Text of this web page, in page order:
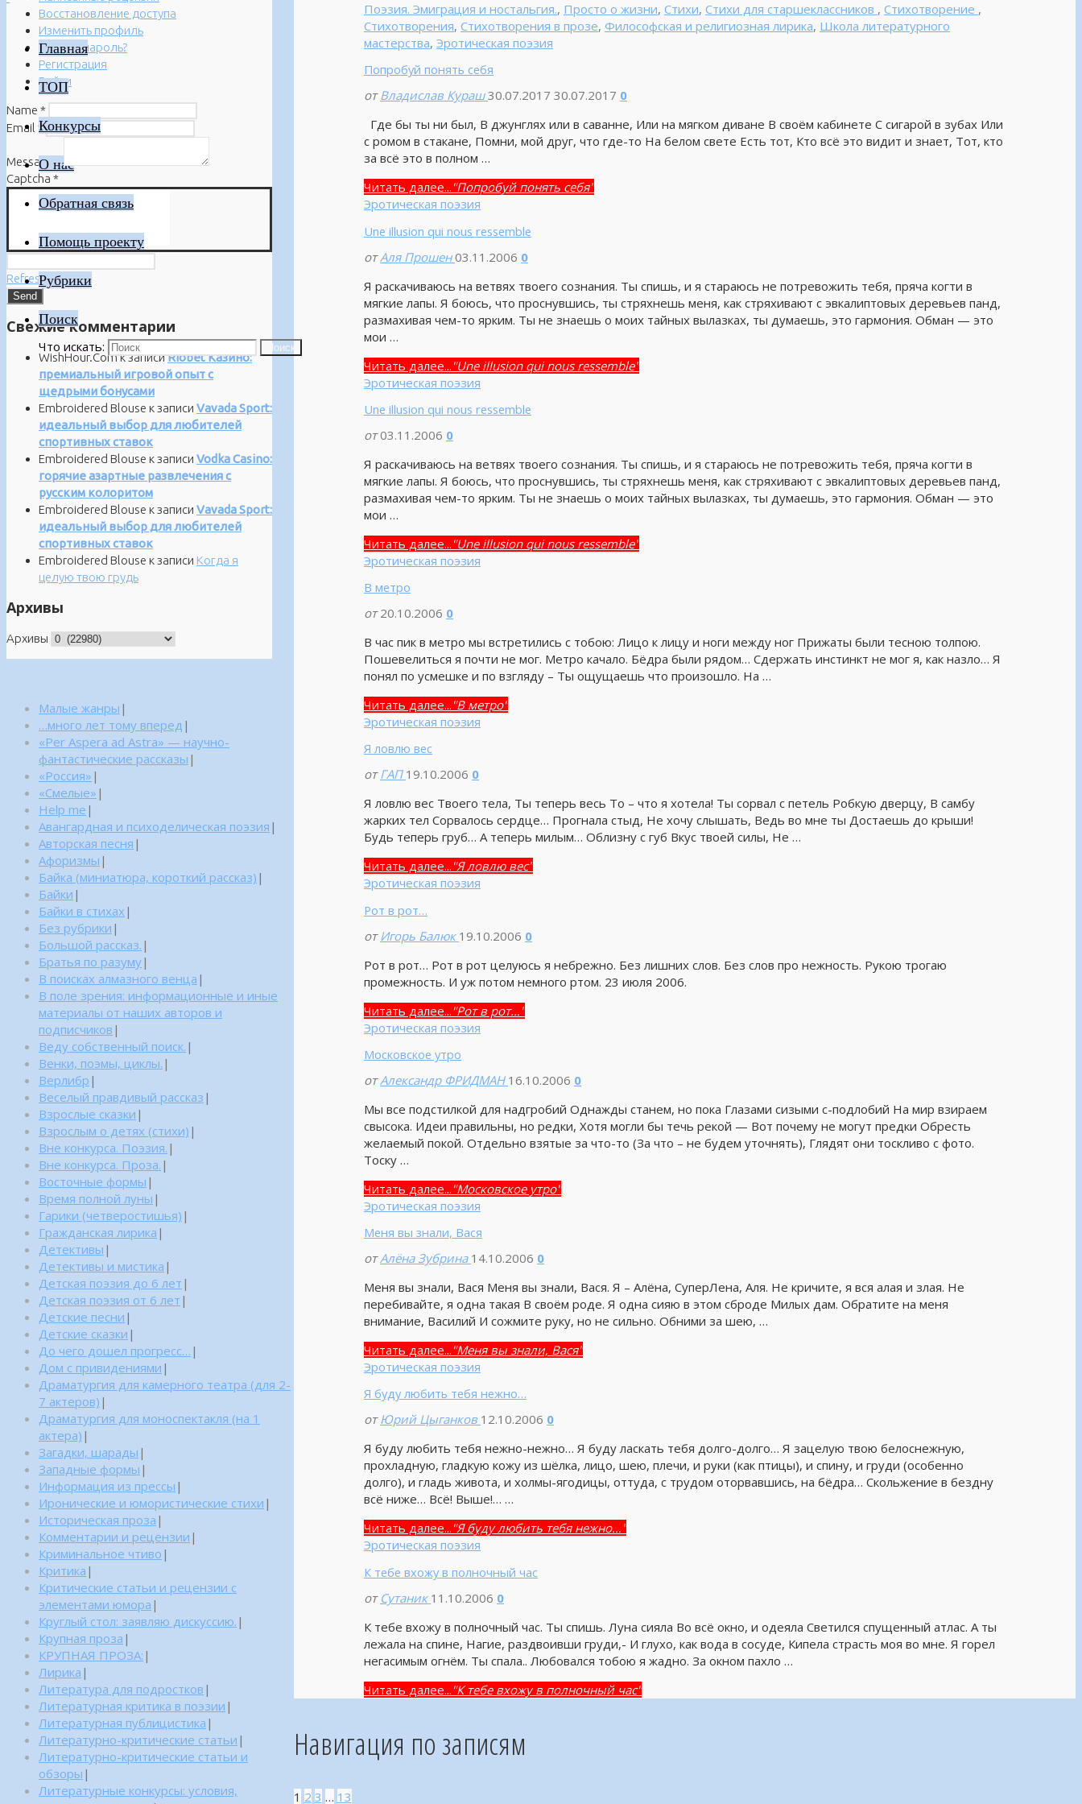
Главная
ТОП
Конкурсы
О нас
Обратная связь
Помощь проекту
Рубрики
Поиск
Что искать: Поиск
Поэзия. Эмиграция и ностальгия., Просто о жизни, Стихи, Стихи для старшеклассников , Стихотворение ,
Стихотворения, Стихотворения в прозе, Философская и религиозная лирика, Школа литературного
мастерства, Эротическая поэзия
Попробуй понять себя
от Владислав Кураш 30.07.2017 30.07.2017 0
Где бы ты ни был, В джунглях или в саванне, Или на мягком диване В своём кабинете С сигарой в зубах Или
с ромом в стакане, Помни, мой друг, что где-то На белом свете Есть тот, Кто всё это видит и знает, Тот, кто
за всё это в полном …
Читать далее... "Попробуй понять себя"
Эротическая поэзия
Une illusion qui nous ressemble
от Аля Прошен 03.11.2006 0
Я раскачиваюсь на ветвях твоего сознания. Ты спишь, и я стараюсь не потревожить тебя, пряча когти в
мягкие лапы. Я боюсь, что проснувшись, ты стряхнешь меня, как стряхивают с эвкалиптовых деревьев панд,
размахивая чем-то ярким. Ты не знаешь о моих тайных вылазках, ты думаешь, это гармония. Обман — это
мои …
Читать далее... "Une illusion qui nous ressemble"
Эротическая поэзия
Une illusion qui nous ressemble
от 03.11.2006 0
Я раскачиваюсь на ветвях твоего сознания. Ты спишь, и я стараюсь не потревожить тебя, пряча когти в
мягкие лапы. Я боюсь, что проснувшись, ты стряхнешь меня, как стряхивают с эвкалиптовых деревьев панд,
размахивая чем-то ярким. Ты не знаешь о моих тайных вылазках, ты думаешь, это гармония. Обман — это
мои …
Читать далее... "Une illusion qui nous ressemble"
Эротическая поэзия
В метро
от 20.10.2006 0
В час пик в метро мы встретились с тобою: Лицо к лицу и ноги между ног Прижаты были тесною толпою.
Пошевелиться я почти не мог. Метро качало. Бёдра были рядом… Сдержать инстинкт не мог я, как назло… Я
понял по усмешке и по взгляду – Ты ощущаешь что произошло. На …
Читать далее... "В метро"
Эротическая поэзия
Я ловлю вес
от ГАП 19.10.2006 0
Я ловлю вес Твоего тела, Ты теперь весь То – что я хотела! Ты сорвал с петель Робкую дверцу, В самбу
жарких тел Сорвалось сердце… Прогнала стыд, Не хочу слышать, Ведь во мне ты Достаешь до крыши!
Будь теперь груб… А теперь милым… Облизну с губ Вкус твоей силы, Не …
Читать далее... "Я ловлю вес"
Эротическая поэзия
Рот в рот…
от Игорь Балюк 19.10.2006 0
Рот в рот… Рот в рот целуюсь я небрежно. Без лишних слов. Без слов про нежность. Рукою трогаю
промежность. И уж потом немного ртом. 23 июля 2006.
Читать далее... "Рот в рот…"
Эротическая поэзия
Московское утро
от Александр ФРИДМАН 16.10.2006 0
Мы все подстилкой для надгробий Однажды станем, но пока Глазами сизыми с-подлобий На мир взираем
свысока. Идеи правильны, но редки, Хотя могли бы течь рекой — Вот почему не могут предки Обресть
желаемый покой. Отдельно взятые за что-то (За что – не будем уточнять), Глядят они тоскливо с фото.
Тоску …
Читать далее... "Московское утро"
Эротическая поэзия
Меня вы знали, Вася
от Алёна Зубрина 14.10.2006 0
Меня вы знали, Вася Меня вы знали, Вася. Я – Алёна, СуперЛена, Аля. Не кричите, я вся алая и злая. Не
перебивайте, я одна такая В своём роде. Я одна сияю в этом сброде Милых дам. Обратите на меня
внимание, Василий И сожмите руку, но не сильно. Обними за шею, …
Читать далее... "Меня вы знали, Вася"
Эротическая поэзия
Я буду любить тебя нежно…
от Юрий Цыганков 12.10.2006 0
Я буду любить тебя нежно-нежно… Я буду ласкать тебя долго-долго… Я зацелую твою белоснежную,
прохладную, гладкую кожу из шёлка, лицо, шею, плечи, и руки (как птицы), и спину, и груди (особенно
долго), и гладь живота, и холмы-ягодицы, оттуда, с трудом оторвавшись, на бёдра… Скольжение в бездну
всё ниже… Всё! Выше!… …
Читать далее... "Я буду любить тебя нежно…"
Эротическая поэзия
К тебе вхожу в полночный час
от Сутаник 11.10.2006 0
К тебе вхожу в полночный час. Ты спишь. Луна сияла Во всё окно, и одеяла Светился спущенный атлас. А ты
лежала на спине, Нагие, раздвоивши груди,- И глухо, как вода в сосуде, Кипела страсть моя во мне. Я горел
негасимым огнём. Ты спала.. Любовался тобою я жадно. За окном пахло …
Читать далее... "К тебе вхожу в полночный час"
Навигация по записям
1 2 3 … 13
Восстановление доступа
Изменить профиль
Забыли пароль?
Регистрация
Войти
Name *
Email *
Message*
Captcha *
Refresh
Свежие комментарии
WishHour.Comк записиRiobet Казино:
премиальный игровой опыт с
щедрыми бонусами
Embroidered Blouse к записи Vavada Sport:
идеальный выбор для любителей
спортивных ставок
Embroidered Blouse к записи Vodka Casino:
горячие азартные развлечения с
русским колоритом
Embroidered Blouse к записи Vavada Sport:
идеальный выбор для любителей
спортивных ставок
Embroidered Blouse к записи Когда я
целую твою грудь
Архивы
Архивы
Малые жанры |
…много лет тому вперед |
«Per Aspera ad Astra» — научно-
фантастические рассказы |
«Россия» |
«Смелые» |
Help me |
Авангардная и психоделическая поэзия |
Авторская песня |
Афоризмы |
Байка (миниатюра, короткий рассказ) |
Байки |
Байки в стихах |
Без рубрики |
Большой рассказ. |
Братья по разуму|
В поисках алмазного венца |
В поле зрения: информационные и иные
материалы от наших авторов и
подписчиков |
Веду собственный поиск. |
Венки, поэмы, циклы. |
Верлибр |
Веселый правдивый рассказ |
Взрослые сказки |
Взрослым о детях (стихи) |
Вне конкурса. Поэзия. |
Вне конкурса. Проза. |
Восточные формы |
Время полной луны |
Гарики (четверостишья) |
Гражданская лирика |
Детективы |
Детективы и мистика |
Детская поэзия до 6 лет |
Детская поэзия от 6 лет |
Детские песни |
Детские сказки |
До чего дошел прогресс… |
Дом с привидениями |
Драматургия для камерного театра (для 2-
7 актеров) |
Драматургия для моноспектакля (на 1
актера) |
Загадки, шарады |
Западные формы |
Информация из прессы |
Иронические и юмористические стихи |
Историческая проза |
Комментарии и рецензии |
Криминальное чтиво |
Критика |
Критические статьи и рецензии с
элементами юмора |
Круглый стол: заявляю дискуссию. |
Крупная проза |
КРУПНАЯ ПРОЗА: |
Лирика |
Литература для подростков |
Литературная критика в поэзии |
Литературная публицистика |
Литературно-критические статьи |
Литературно-критические статьи и
обзоры |
Литературные конкурсы: условия,